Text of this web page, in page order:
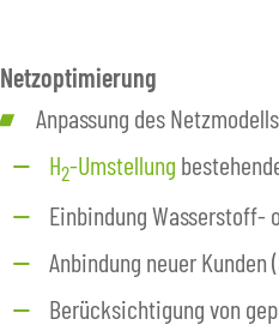
Netzoptimierung
Anpassung des
H2-Umstellung
Einbindung Wasserstoff-
Anbindung neuer Kunden
Berücksichtigung von